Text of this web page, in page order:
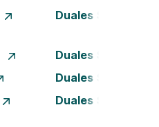
Duales Studium
Duales Studium
Duales Studium
Duales Studium